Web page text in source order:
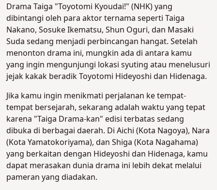
Drama Taiga "Toyotomi Kyoudai!" (NHK) yang
dibintangi oleh para aktor ternama seperti Taiga
Nakano, Sosuke Ikematsu, Shun Oguri, dan Masaki
Suda sedang menjadi perbincangan hangat. Setelah
menonton drama ini, mungkin ada di antara kamu
yang ingin mengunjungi lokasi syuting atau menelusuri
jejak kakak beradik Toyotomi Hideyoshi dan Hidenaga.
Jika kamu ingin menikmati perjalanan ke tempat-
tempat bersejarah, sekarang adalah waktu yang tepat
karena "Taiga Drama-kan" edisi terbatas sedang
dibuka di berbagai daerah. Di Aichi (Kota Nagoya), Nara
(Kota Yamatokoriyama), dan Shiga (Kota Nagahama)
yang berkaitan dengan Hideyoshi dan Hidenaga, kamu
dapat merasakan dunia drama ini lebih dekat melalui
pameran yang diadakan.